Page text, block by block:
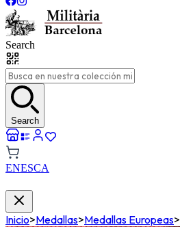
Search
Search
ENESCA
Inicio>Medallas>Medallas Europeas>